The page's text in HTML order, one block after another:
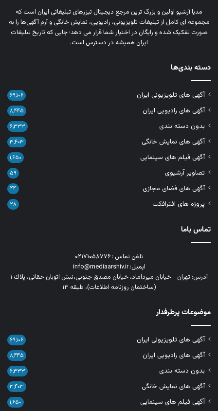
مدیا آرشیو اولین و بزرگ‌ ترین مرجع دیجیتال تیزرهای تبلیغاتی ایران است که
مجموعه‌ ای کامل از تبلیغات تلویزیونی، رادیویی، نمایش خانگی و آرم‌ آگهی‌ها را به‌
صورت تفکیک‌ شده و رایگان در اختیار شما قرار می‌ دهد؛ جایی که تاریخ تبلیغات
ایران همیشه در دسترس است.
دسته بندی‌ها
آگهی های تلویزیونی ایران ۶۹,۱۰۶
آگهی های رادیویی ایران ۸,۴۴۵
بدون دسته بندی ۶,۳۳۳
آگهی های نمایش خانگی ۳,۴۰۳
آگهی فیلم های سینمایی ۱,۶۵۰
تصاویر آرشیوی ۵۹
آگهی های فضای مجازی ۴۴
پروژه های افترافکت ۲۸
تماس باما
تلفن تماس : ۰۲۱۷۱۰۵۸۷۷۶
ایمیل: info@mediaarshiv.ir
آدرس: تهران - خیابان میرداماد، خیابان مصدق جنوبی،نبش اتوبان حقانی، پلاك ١
(ساختمان روزنامه اطلاعات)، طبقه ۱۳
موضوعات پرطرفدار
آگهی های تلویزیونی ایران ۶۹,۱۰۶
آگهی های رادیویی ایران ۸,۴۴۵
بدون دسته بندی ۶,۳۳۳
آگهی های نمایش خانگی ۳,۴۰۳
آگهی فیلم های سینمایی ۱,۶۵۰